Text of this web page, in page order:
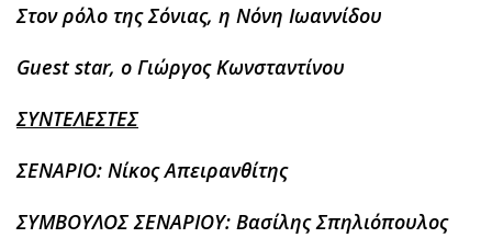
Στον ρόλο της Σόνιας, η Νόνη Ιωαννίδου
Guest star, ο Γιώργος Κωνσταντίνου
ΣΥΝΤΕΛΕΣΤΕΣ
ΣΕΝΑΡΙΟ: Νίκος Απειρανθίτης
ΣΥΜΒΟΥΛΟΣ ΣΕΝΑΡΙΟΥ: Βασίλης Σπηλιόπουλος